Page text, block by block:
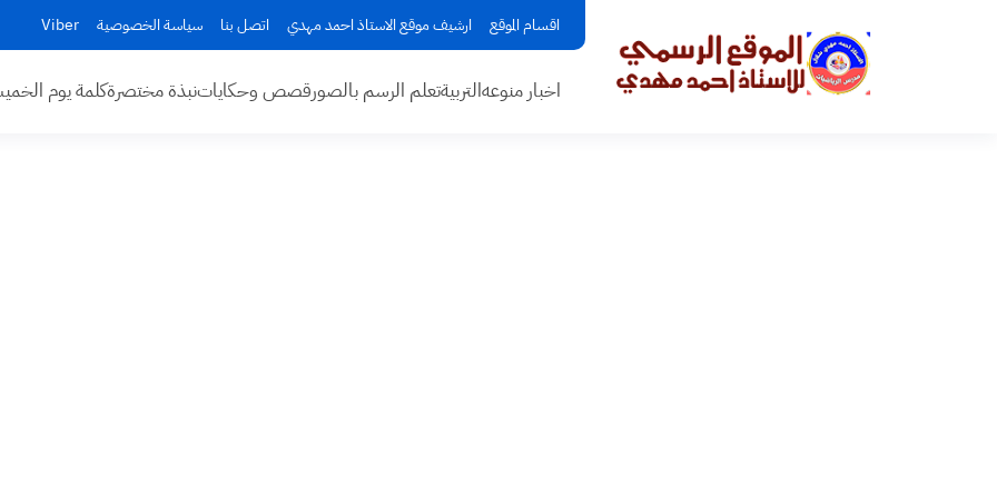
اقسام الموقع ارشيف موقع الاستاذ احمد مهدي اتصل بنا سياسة الخصوصية Viber
اخبار منوعهالتربيةتعلم الرسم بالصورقصص وحكاياتنبذة مختصرةكلمة يوم